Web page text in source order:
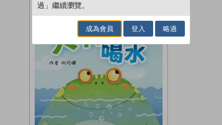
過」繼續瀏覽。
成為會員 登入 略過